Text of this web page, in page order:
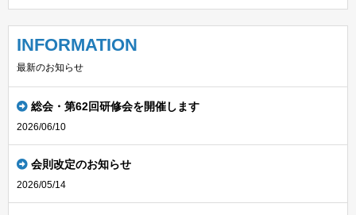
INFORMATION
最新のお知らせ
総会・第62回研修会を開催します
2026/06/10
会則改定のお知らせ
2026/05/14